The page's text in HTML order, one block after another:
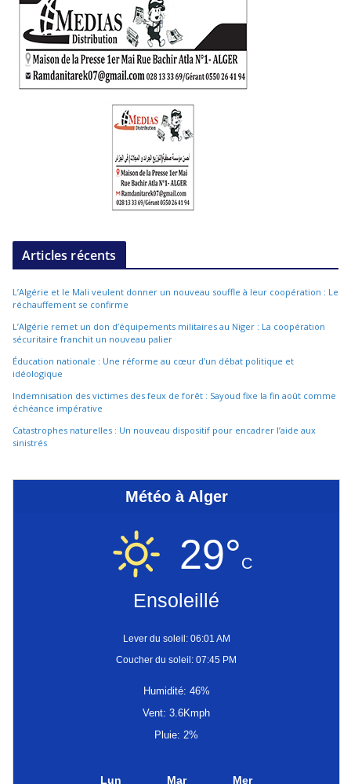
Articles récents
L’Algérie et le Mali veulent donner un nouveau souffle à leur coopération : Le
réchauffement se confirme
L’Algérie remet un don d’équipements militaires au Niger : La coopération
sécuritaire franchit un nouveau palier
Éducation nationale : Une réforme au cœur d’un débat politique et
idéologique
Indemnisation des victimes des feux de forêt : Sayoud fixe la fin août comme
échéance impérative
Catastrophes naturelles : Un nouveau dispositif pour encadrer l’aide aux
sinistrés
Météo à Alger
29°C
Ensoleillé
Lever du soleil: 06:01 AM
Coucher du soleil: 07:45 PM
Humidité: 46%
Vent: 3.6Kmph
Pluie: 2%
Lun Mar Mer